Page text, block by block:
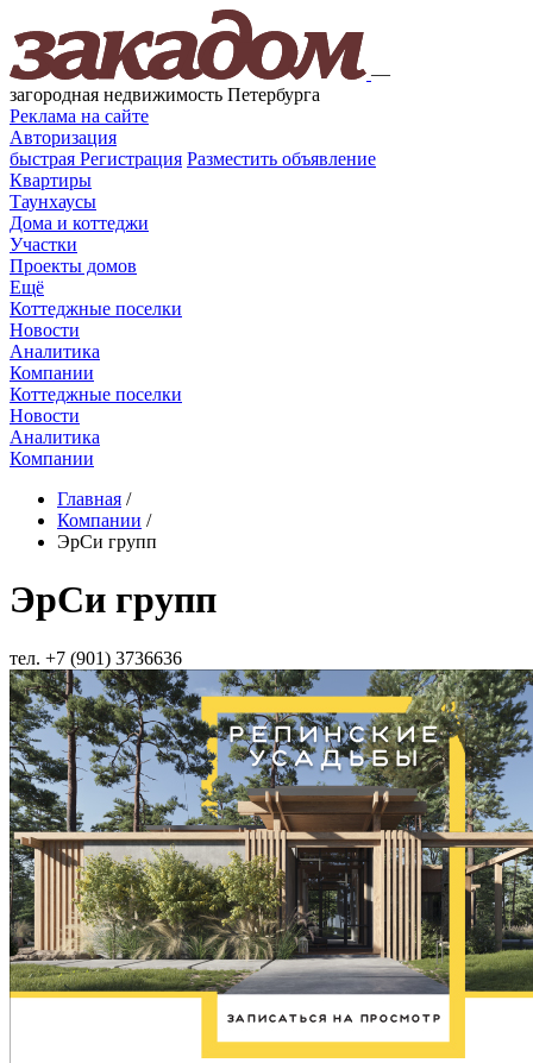
—
загородная недвижимость Петербурга
Реклама на сайте
Авторизация
быстрая Регистрация Разместить объявление
Квартиры
Таунхаусы
Дома и коттеджи
Участки
Проекты домов
Ещё
Коттеджные поселки
Новости
Аналитика
Компании
Коттеджные поселки
Новости
Аналитика
Компании
Главная /
Компании /
ЭрСи групп
ЭрСи групп
тел. +7 (901) 3736636